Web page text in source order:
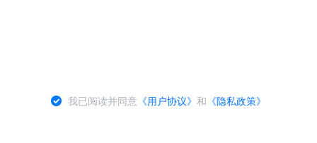
我已阅读并同意 《用户协议》和 《隐私政策》